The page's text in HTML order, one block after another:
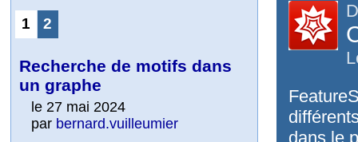
dans le
1 2
Recherche de motifs dans
un graphe
le 27 mai 2024
par bernard.vuilleumier